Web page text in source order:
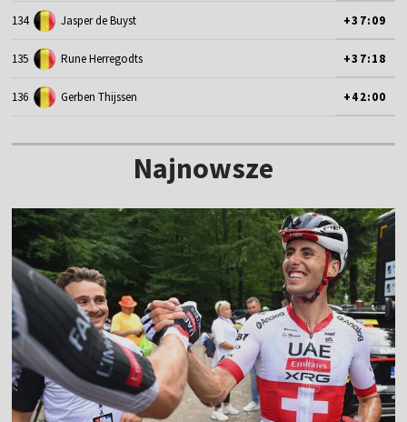
134 Jasper de Buyst +37:09
135 Rune Herregodts +37:18
136 Gerben Thijssen +42:00
Najnowsze